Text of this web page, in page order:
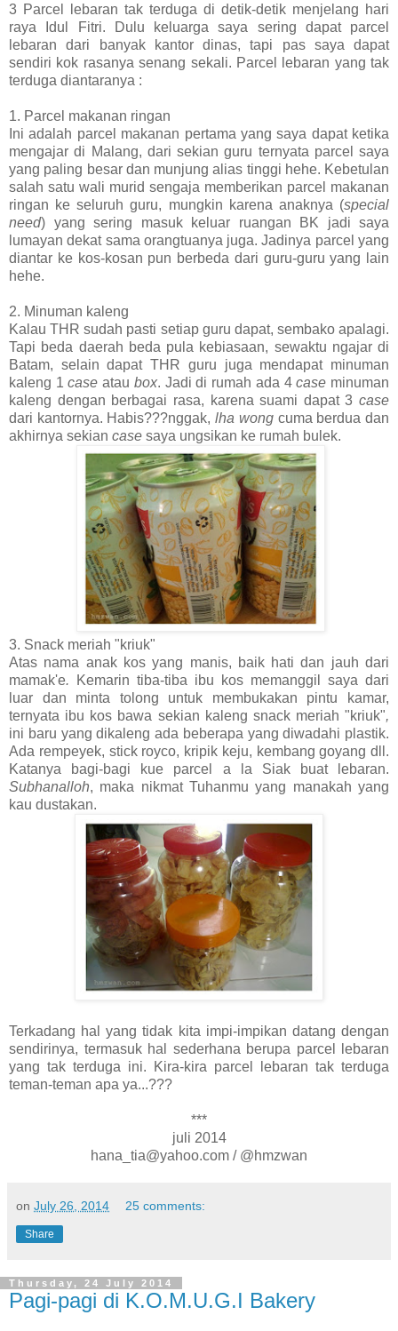
3 Parcel lebaran tak terduga di detik-detik menjelang hari
raya Idul Fitri. Dulu keluarga saya sering dapat parcel
lebaran dari banyak kantor dinas, tapi pas saya dapat
sendiri kok rasanya senang sekali. Parcel lebaran yang tak
terduga diantaranya :
1. Parcel makanan ringan
Ini adalah parcel makanan pertama yang saya dapat ketika
mengajar di Malang, dari sekian guru ternyata parcel saya
yang paling besar dan munjung alias tinggi hehe. Kebetulan
salah satu wali murid sengaja memberikan parcel makanan
ringan ke seluruh guru, mungkin karena anaknya (special
need) yang sering masuk keluar ruangan BK jadi saya
lumayan dekat sama orangtuanya juga. Jadinya parcel yang
diantar ke kos-kosan pun berbeda dari guru-guru yang lain
hehe.
2. Minuman kaleng
Kalau THR sudah pasti setiap guru dapat, sembako apalagi.
Tapi beda daerah beda pula kebiasaan, sewaktu ngajar di
Batam, selain dapat THR guru juga mendapat minuman
kaleng 1caseatau box. Jadi di rumah ada 4case minuman
kaleng dengan berbagai rasa, karena suami dapat 3 case
dari kantornya. Habis???nggak,lha wongcuma berdua dan
akhirnya sekian case saya ungsikan ke rumah bulek.
3. Snack meriah "kriuk"
Atas nama anak kos yang manis, baik hati dan jauh dari
mamak'e.
Kemarin tiba-tiba ibu kos memanggil saya dari
luar dan minta tolong untuk membukakan pintu kamar,
ternyata ibu kos bawa sekian kaleng snack meriah "kriuk",
ini baru yang dikaleng ada beberapa yang diwadahi plastik.
Ada rempeyek, stick royco, kripik keju, kembang goyang dll.
Katanya bagi-bagi kue parcel a la Siak buat lebaran.
Subhanalloh, maka nikmat Tuhanmu yang manakah yang
kau dustakan.
Terkadang hal yang tidak kita impi-impikan datang dengan
sendirinya, termasuk hal sederhana berupa parcel lebaran
yang tak terduga ini. Kira-kira parcel lebaran tak terduga
teman-teman apa ya...???
***
juli 2014
hana_tia@yahoo.com / @hmzwan
on July 26, 2014 25 comments:
Share
Thursday, 24 July 2014
Pagi-pagi di K.O.M.U.G.I Bakery